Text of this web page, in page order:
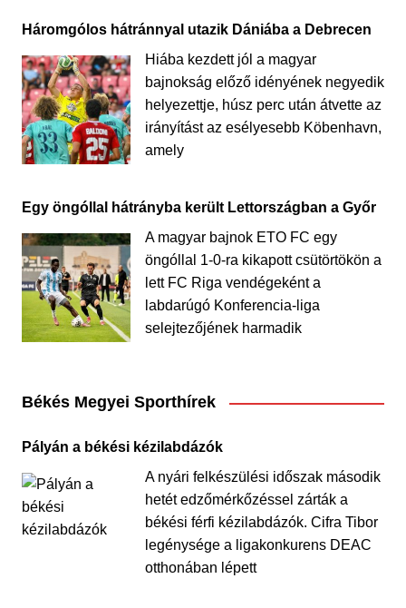
Háromgólos hátránnyal utazik Dániába a Debrecen
Hiába kezdett jól a magyar
bajnokság előző idényének negyedik
helyezettje, húsz perc után átvette az
irányítást az esélyesebb Köbenhavn,
amely
Egy öngóllal hátrányba került Lettországban a Győr
A magyar bajnok ETO FC egy
öngóllal 1-0-ra kikapott csütörtökön a
lett FC Riga vendégeként a
labdarúgó Konferencia-liga
selejtezőjének harmadik
Békés Megyei Sporthírek
Pályán a békési kézilabdázók
A nyári felkészülési időszak második
hetét edzőmérkőzéssel zárták a
békési férfi kézilabdázók. Cifra Tibor
legénysége a ligakonkurens DEAC
otthonában lépett